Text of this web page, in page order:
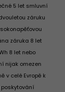
5 let smluvní
záruku
záruka 8 let
8 let nebo
nijak omezen
v celé Evropě k